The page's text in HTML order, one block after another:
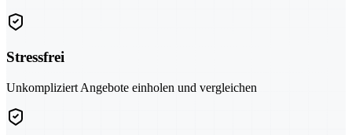
Stressfrei
Unkompliziert Angebote einholen und vergleichen